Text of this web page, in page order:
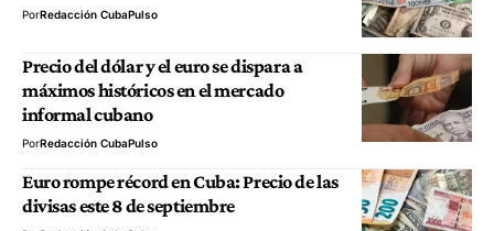
PorRedacción CubaPulso
Precio del dólar y el euro se dispara a
máximos históricos en el mercado
informal cubano
PorRedacción CubaPulso
Euro rompe récord en Cuba: Precio de las
divisas este 8 de septiembre